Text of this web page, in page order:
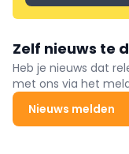
Zelf nieuws te
Heb je nieuws dat
met ons via het
Nieuws melden